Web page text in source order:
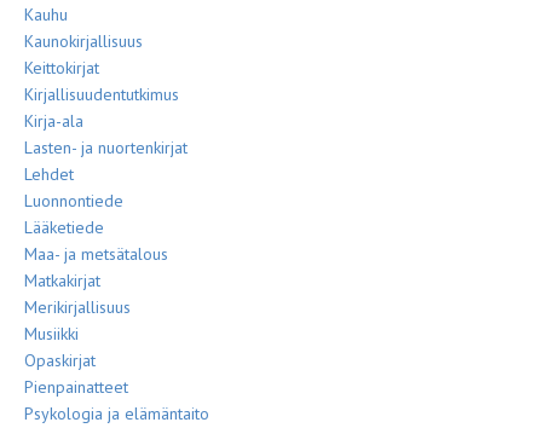
Kauhu
Kaunokirjallisuus
Keittokirjat
Kirjallisuudentutkimus
Kirja-ala
Lasten- ja nuortenkirjat
Lehdet
Luonnontiede
Lääketiede
Maa- ja metsätalous
Matkakirjat
Merikirjallisuus
Musiikki
Opaskirjat
Pienpainatteet
Psykologia ja elämäntaito